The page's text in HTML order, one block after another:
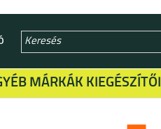
MÁRKÁK KIEGÉSZÍTŐI